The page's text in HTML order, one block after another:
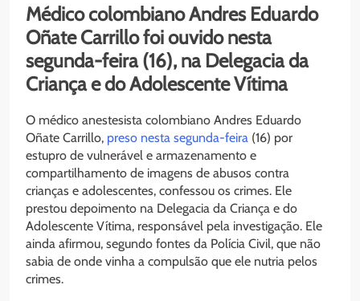
Médico colombiano Andres Eduardo
Oñate Carrillo foi ouvido nesta
segunda-feira (16), na Delegacia da
Criança e do Adolescente Vítima
O médico anestesista colombiano Andres Eduardo
Oñate Carrillo, preso nesta segunda-feira (16) por
estupro de vulnerável e armazenamento e
compartilhamento de imagens de abusos contra
crianças e adolescentes, confessou os crimes. Ele
prestou depoimento na Delegacia da Criança e do
Adolescente Vítima, responsável pela investigação. Ele
ainda afirmou, segundo fontes da Polícia Civil, que não
sabia de onde vinha a compulsão que ele nutria pelos
crimes.